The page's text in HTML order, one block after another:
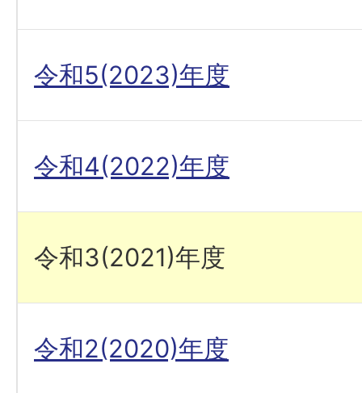
令和5(2023)年度
令和4(2022)年度
令和3(2021)年度
令和2(2020)年度